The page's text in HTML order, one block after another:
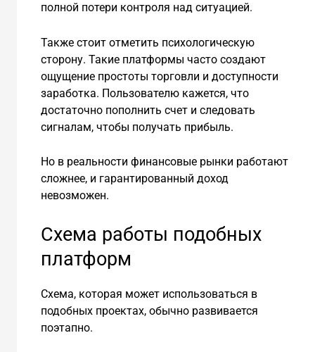
полной потери контроля над ситуацией.
Также стоит отметить психологическую
сторону. Такие платформы часто создают
ощущение простоты торговли и доступности
заработка. Пользователю кажется, что
достаточно пополнить счет и следовать
сигналам, чтобы получать прибыль.
Но в реальности финансовые рынки работают
сложнее, и гарантированный доход
невозможен.
Схема работы подобных
платформ
Схема, которая может использоваться в
подобных проектах, обычно развивается
поэтапно.